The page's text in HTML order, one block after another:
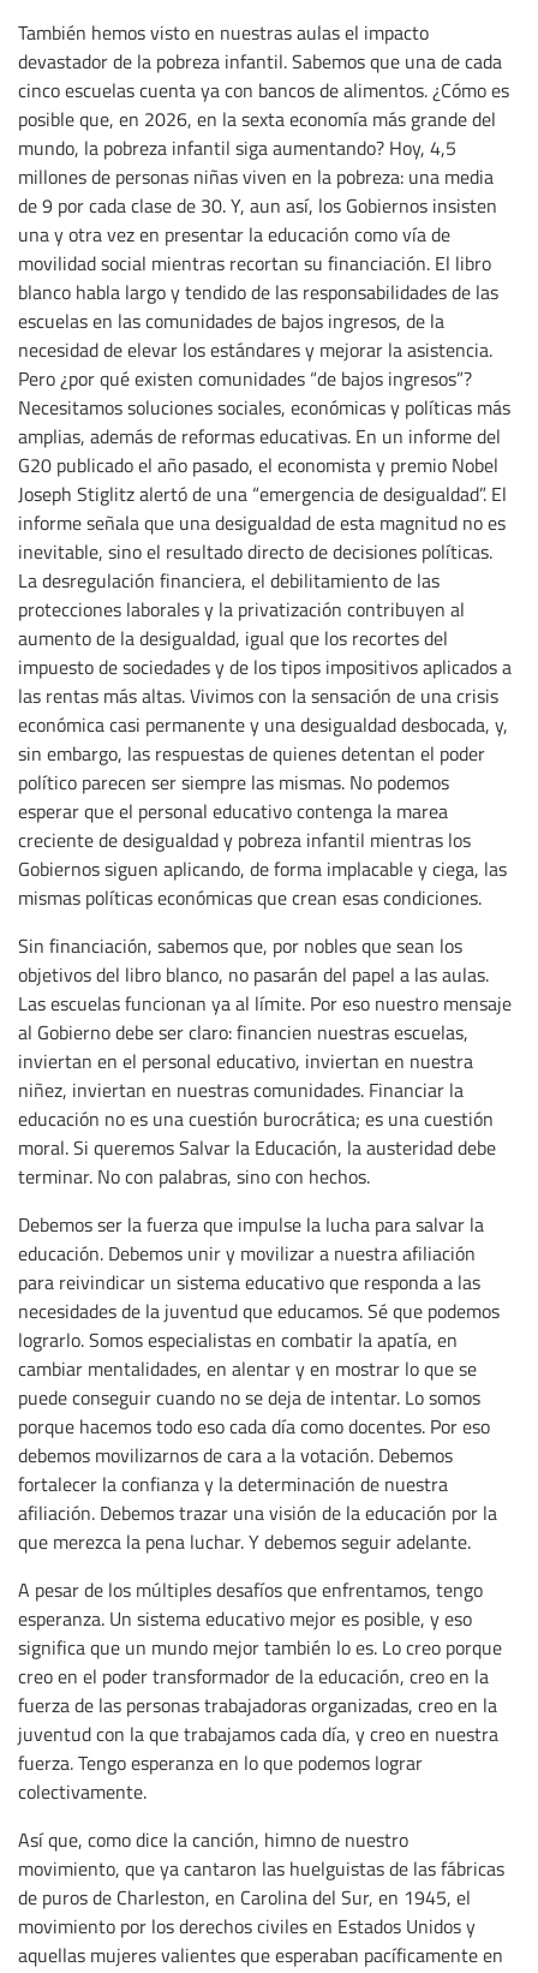
También hemos visto en nuestras aulas el impacto
devastador de la pobreza infantil. Sabemos que una de cada
cinco escuelas cuenta ya con bancos de alimentos. ¿Cómo es
posible que, en 2026, en la sexta economía más grande del
mundo, la pobreza infantil siga aumentando? Hoy, 4,5
millones de personas niñas viven en la pobreza: una media
de 9 por cada clase de 30. Y, aun así, los Gobiernos insisten
una y otra vez en presentar la educación como vía de
movilidad social mientras recortan su financiación. El libro
blanco habla largo y tendido de las responsabilidades de las
escuelas en las comunidades de bajos ingresos, de la
necesidad de elevar los estándares y mejorar la asistencia.
Pero ¿por qué existen comunidades “de bajos ingresos”?
Necesitamos soluciones sociales, económicas y políticas más
amplias, además de reformas educativas. En un informe del
G20 publicado el año pasado, el economista y premio Nobel
Joseph Stiglitz alertó de una “emergencia de desigualdad”. El
informe señala que una desigualdad de esta magnitud no es
inevitable, sino el resultado directo de decisiones políticas.
La desregulación financiera, el debilitamiento de las
protecciones laborales y la privatización contribuyen al
aumento de la desigualdad, igual que los recortes del
impuesto de sociedades y de los tipos impositivos aplicados a
las rentas más altas. Vivimos con la sensación de una crisis
económica casi permanente y una desigualdad desbocada, y,
sin embargo, las respuestas de quienes detentan el poder
político parecen ser siempre las mismas. No podemos
esperar que el personal educativo contenga la marea
creciente de desigualdad y pobreza infantil mientras los
Gobiernos siguen aplicando, de forma implacable y ciega, las
mismas políticas económicas que crean esas condiciones.
Sin financiación, sabemos que, por nobles que sean los
objetivos del libro blanco, no pasarán del papel a las aulas.
Las escuelas funcionan ya al límite. Por eso nuestro mensaje
al Gobierno debe ser claro: financien nuestras escuelas,
inviertan en el personal educativo, inviertan en nuestra
niñez, inviertan en nuestras comunidades. Financiar la
educación no es una cuestión burocrática; es una cuestión
moral. Si queremos Salvar la Educación, la austeridad debe
terminar. No con palabras, sino con hechos.
Debemos ser la fuerza que impulse la lucha para salvar la
educación. Debemos unir y movilizar a nuestra afiliación
para reivindicar un sistema educativo que responda a las
necesidades de la juventud que educamos. Sé que podemos
lograrlo. Somos especialistas en combatir la apatía, en
cambiar mentalidades, en alentar y en mostrar lo que se
puede conseguir cuando no se deja de intentar. Lo somos
porque hacemos todo eso cada día como docentes. Por eso
debemos movilizarnos de cara a la votación. Debemos
fortalecer la confianza y la determinación de nuestra
afiliación. Debemos trazar una visión de la educación por la
que merezca la pena luchar. Y debemos seguir adelante.
A pesar de los múltiples desafíos que enfrentamos, tengo
esperanza. Un sistema educativo mejor es posible, y eso
significa que un mundo mejor también lo es. Lo creo porque
creo en el poder transformador de la educación, creo en la
fuerza de las personas trabajadoras organizadas, creo en la
juventud con la que trabajamos cada día, y creo en nuestra
fuerza. Tengo esperanza en lo que podemos lograr
colectivamente.
Así que, como dice la canción, himno de nuestro
movimiento, que ya cantaron las huelguistas de las fábricas
de puros de Charleston, en Carolina del Sur, en 1945, el
movimiento por los derechos civiles en Estados Unidos y
aquellas mujeres valientes que esperaban pacíficamente en